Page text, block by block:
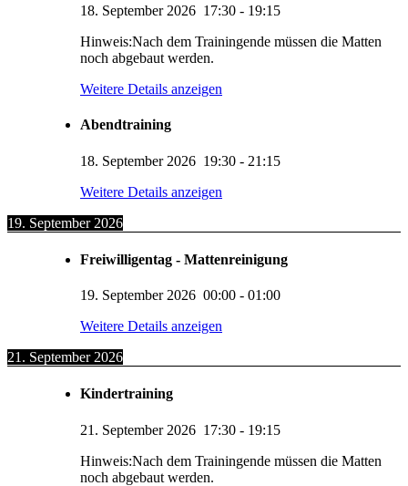
18. September 2026 17:30 - 19:15
Hinweis:Nach dem Trainingende müssen die Matten
noch abgebaut werden.
Weitere Details anzeigen
Abendtraining
18. September 2026 19:30 - 21:15
Weitere Details anzeigen
19. September 2026
Freiwilligentag - Mattenreinigung
19. September 2026 00:00 - 01:00
Weitere Details anzeigen
21. September 2026
Kindertraining
21. September 2026 17:30 - 19:15
Hinweis:Nach dem Trainingende müssen die Matten
noch abgebaut werden.